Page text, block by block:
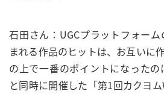
石田さん：UGCプラットフォー
まれる作品のヒットは、お互いに
の上で一番のポイントになった
と同時に開催した「第1回カクヨム